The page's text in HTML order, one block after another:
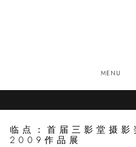
MENU
临点：首届三影堂摄
2009作品展